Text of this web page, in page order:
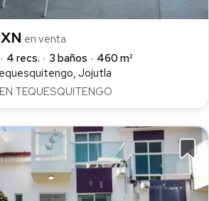
en venta
4 recs. 3 baños
460 m²
Jojutla
TEQUESQUITENGO